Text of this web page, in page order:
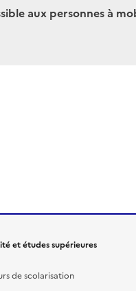
aux personnes à
et études supérieures
de scolarisation